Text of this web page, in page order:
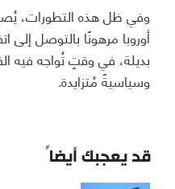
وفي ظل هذه التطورات،
أوروبا مرهونًا بالتوصل إلى
بديلة، في وقتٍ تُواجه فيه
وسياسيةً مُتزايدة.
قد يعجبك أيضاً